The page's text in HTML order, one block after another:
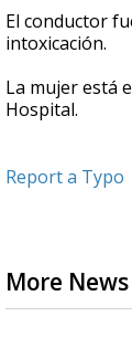
El conductor
intoxicación.
La mujer está
Hospital.
Report a Typo
More News